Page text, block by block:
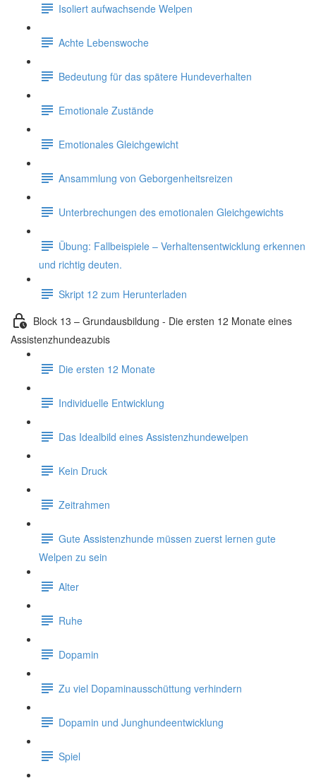
Isoliert aufwachsende Welpen
Achte Lebenswoche
Bedeutung für das spätere Hundeverhalten
Emotionale Zustände
Emotionales Gleichgewicht
Ansammlung von Geborgenheitsreizen
Unterbrechungen des emotionalen Gleichgewichts
Übung: Fallbeispiele – Verhaltensentwicklung erkennen
und richtig deuten.
Skript 12 zum Herunterladen
Block 13 – Grundausbildung - Die ersten 12 Monate eines
Assistenzhundeazubis
Die ersten 12 Monate
Individuelle Entwicklung
Das Idealbild eines Assistenzhundewelpen
Kein Druck
Zeitrahmen
Gute Assistenzhunde müssen zuerst lernen gute
Welpen zu sein
Alter
Ruhe
Dopamin
Zu viel Dopaminausschüttung verhindern
Dopamin und Junghundeentwicklung
Spiel